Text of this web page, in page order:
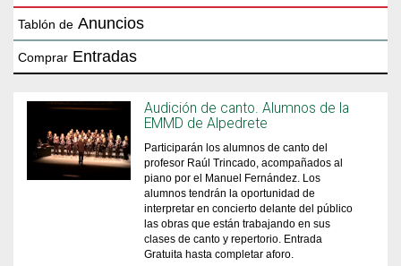
Tablón de Anuncios
Comprar Entradas
Audición de canto. Alumnos de la
EMMD de Alpedrete
Participarán los alumnos de canto del
profesor Raúl Trincado, acompañados al
piano por el Manuel Fernández. Los
alumnos tendrán la oportunidad de
interpretar en concierto delante del público
las obras que están trabajando en sus
clases de canto y repertorio. Entrada
Gratuita hasta completar aforo.